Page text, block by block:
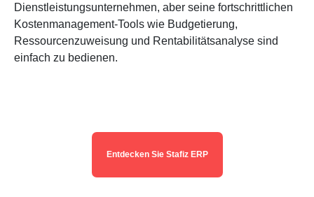
Dienstleistungsunternehmen, aber seine fortschrittlichen
Kostenmanagement-Tools wie Budgetierung,
Ressourcenzuweisung und Rentabilitätsanalyse sind
einfach zu bedienen.
Entdecken Sie Stafiz ERP